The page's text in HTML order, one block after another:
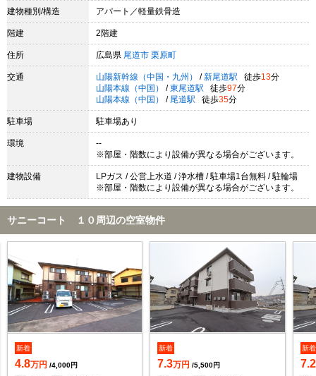
建物種別/構造 アパート／軽量鉄骨造
階建 2階建
住所 広島県 尾道市 栗原町
交通 山陽新幹線（中国・九州） / 新尾道駅 徒歩13分
山陽本線（中国）
/ 東尾道駅 徒歩97分
山陽本線（中国）
/ 尾道駅 徒歩35分
駐車場 駐車場あり
環境
--
※部屋・階数により設備が異なる場合がございます。
建物設備
LPガス / 公営上水道 / 浄水槽 / 駐車場1台無料 / 駐輪場
※部屋・階数により設備が異なる場合がございます。
サニーコート １０周辺の空室物件
新着
4.8万円 /4,000円
新着
7.3万円 /5,500円
新着
7.2